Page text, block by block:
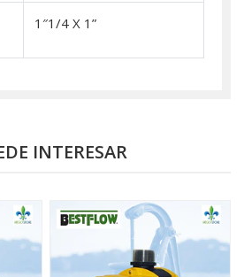
1″1/4 X 1”
INTERESAR